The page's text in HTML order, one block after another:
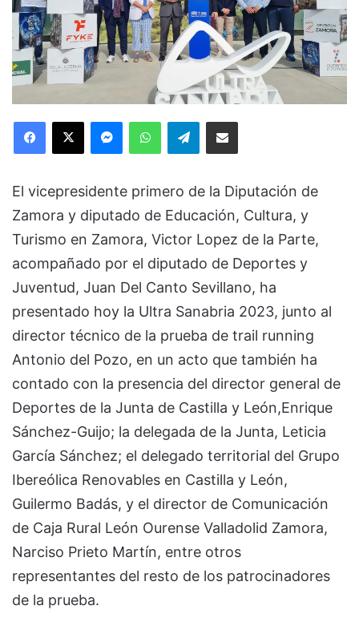
Facebook
X MessengerWhatsAppTelegramCompartir via Email
El vicepresidente primero de la Diputación de
Zamora y diputado de Educación, Cultura, y
Turismo en Zamora, Victor Lopez de la Parte,
acompañado por el diputado de Deportes y
Juventud, Juan Del Canto Sevillano, ha
presentado hoy la Ultra Sanabria 2023, junto al
director técnico de la prueba de trail running
Antonio del Pozo, en un acto que también ha
contado con la presencia del director general de
Deportes de la Junta de Castilla y León,Enrique
Sánchez-Guijo; la delegada de la Junta, Leticia
García Sánchez; el delegado territorial del Grupo
Ibereólica Renovables en Castilla y León,
Guilermo Badás, y el director de Comunicación
de Caja Rural León Ourense Valladolid Zamora,
Narciso Prieto Martín, entre otros
representantes del resto de los patrocinadores
de la prueba.